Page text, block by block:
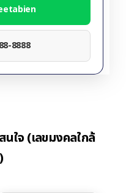
8888
ใจ (เลขมงคลใกล้